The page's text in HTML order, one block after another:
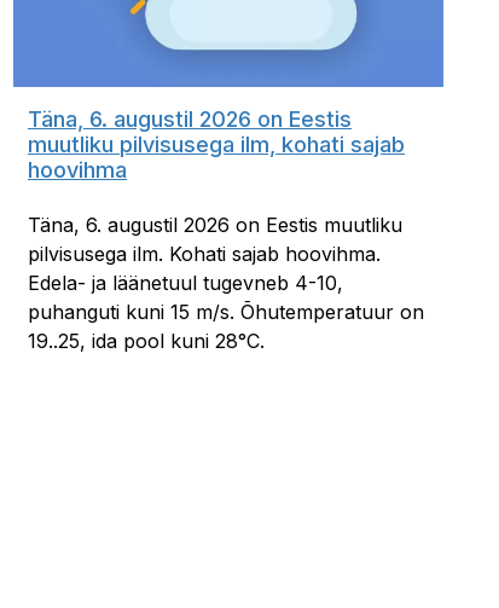
Täna, 6. augustil 2026 on Eestis
muutliku pilvisusega ilm, kohati sajab
hoovihma
Täna, 6. augustil 2026 on Eestis muutliku
pilvisusega ilm. Kohati sajab hoovihma.
Edela- ja läänetuul tugevneb 4-10,
puhanguti kuni 15 m/s. Õhutemperatuur on
19..25, ida pool kuni 28°C.